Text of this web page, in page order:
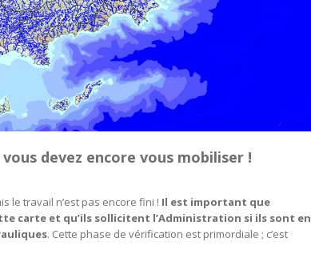
vous devez encore vous mobiliser !
le travail n’est pas encore fini ! Il est important que
carte et qu’ils sollicitent l’Administration si ils sont en
. Cette phase de vérification est primordiale ; c’est